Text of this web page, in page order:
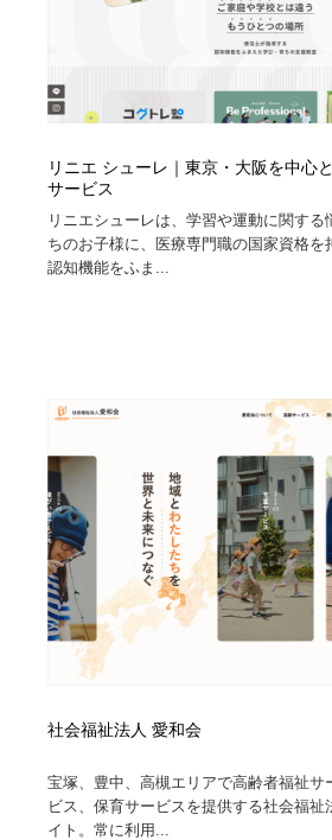
リニエ シューレ｜東京・大阪を中心
サービス
リニエシューレは、学習や運動に関す
ちのお子様に、医療専門職の国家資格を
認知機能をふま...
社会福祉法人 愛和会
宝塚、豊中、高槻エリアで高齢者福祉サ
ビス、保育サービスを提供する社会福祉
イト。常に利用...